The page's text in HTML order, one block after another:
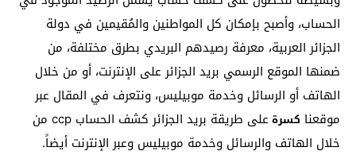
الحساب، وأصبح بإمكان كل المواطنين والمُقيمين في دولة
الجزائر العربية، معرفة رصيدهم البريدي بطرق مختلفة، من
ضمنها الموقع الرسمي بريد الجزائر على الإنترنت، أو من خلال
الهاتف أو الرسائل وخدمة موبيليس، ونتعرف في المقال عبر
موقعنا كسرة
على طريقة بريد الجزائر كشف الحساب ccp من
خلال الهاتف والرسائل وخدمة موبيليس وعبر الإنترنت أيضاً.